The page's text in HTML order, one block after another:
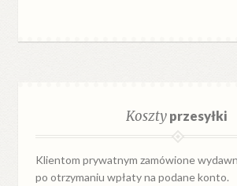
Kosztyprzesyłki
Klientom prywatnym zamówione
po otrzymaniu wpłaty na podane konto.